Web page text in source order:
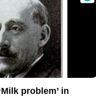
problem’ in